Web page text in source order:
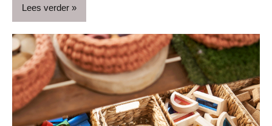
Lees verder
Blog
Vruchtbaarheid
en cyclus
Zwangerschap